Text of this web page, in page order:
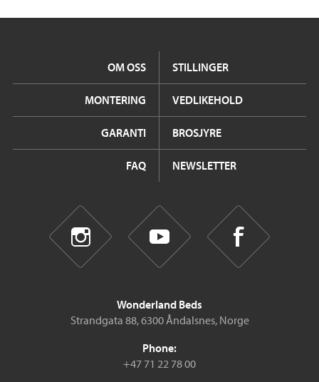
OM OSS STILLINGER
MONTERING VEDLIKEHOLD
GARANTI BROSJYRE
FAQ NEWSLETTER
Wonderland Beds
Strandgata 88, 6300 Åndalsnes, Norge
Phone:
+47 71 22 78 00